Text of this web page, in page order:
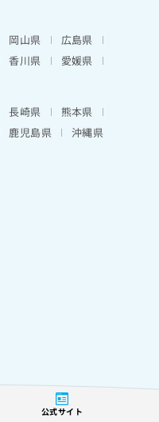
公式サイト
岡山県
広島県
香川県
愛媛県
長崎県
熊本県
鹿児島県 沖縄県